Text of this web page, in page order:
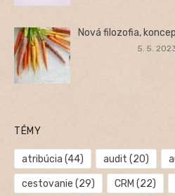
Nová filozofia,
5. 5.
TÉMY
atribúcia (44) audit (20)
cestovanie (29) CRM (22)